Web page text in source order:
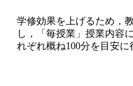
学修効果を上げるため，
し，「毎授業」授業内容
れぞれ概ね100分を目安に